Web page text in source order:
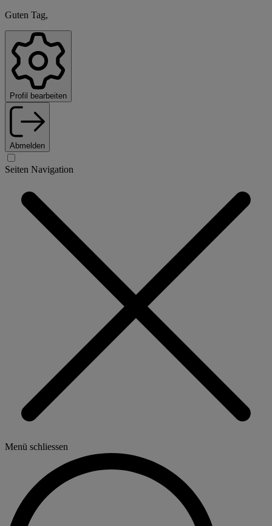
Guten Tag,
Profil bearbeiten
Abmelden
Seiten Navigation
Menü schliessen